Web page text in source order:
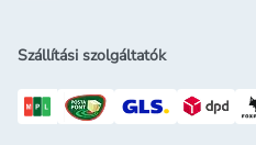
Szállítási szolgáltatók